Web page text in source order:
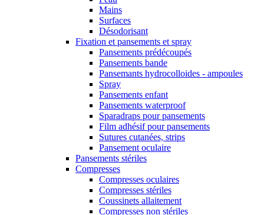
Mains
Surfaces
Désodorisant
Fixation et pansements et spray
Pansements prédécoupés
Pansements bande
Pansemants hydrocolloides - ampoules
Spray
Pansements enfant
Pansements waterproof
Sparadraps pour pansements
Film adhésif pour pansements
Sutures cutanées, strips
Pansement oculaire
Pansements stériles
Compresses
Compresses oculaires
Compresses stériles
Coussinets allaitement
Compresses non stériles